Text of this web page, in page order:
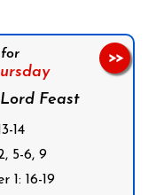
Feast
14
5-6, 9
1: 16-19
>>